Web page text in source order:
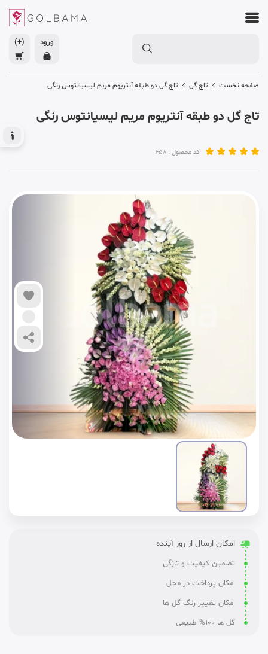
ورود (+)
صفحه نخست تاج گل تاج گل دو طبقه آنتریوم مریم لیسیانتوس رنگی
تاج گل دو طبقه آنتریوم مریم لیسیانتوس رنگی
کد محصول : 458
امکان ارسال از روز آینده
تضمین کیفیت و تازگی
امکان پرداخت در محل
امکان تغییر رنگ گل ها
گل ها 100% طبیعی